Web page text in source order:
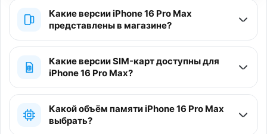
Какие версии iPhone 16 Pro Max
представлены в магазине?
Какие версии SIM-карт доступны для
iPhone 16 Pro Max?
Какой объём памяти iPhone 16 Pro Max
выбрать?